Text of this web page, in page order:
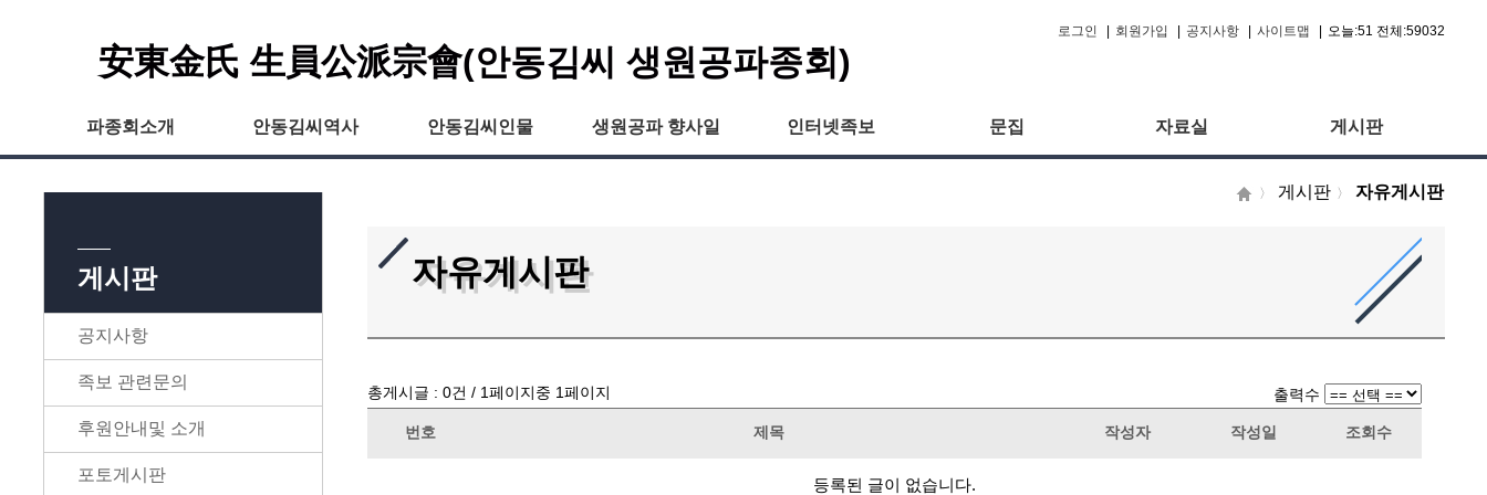
安東金氏 生員公派宗會(안동김씨 생원공파종회)
로그인 회원가입 공지사항 사이트맵 오늘:51 전체:59032
파종회소개 안동김씨역사 안동김씨인물 생원공파 향사일 인터넷족보 문집 자료실 게시판
게시판
공지사항
족보 관련문의
후원안내및 소개
포토게시판
〉 게시판 〉 자유게시판
자유게시판
총게시글 : 0건 / 1페이지중 1페이지 출력수
번호 제목 작성자 작성일 조회수
등록된 글이 없습니다.